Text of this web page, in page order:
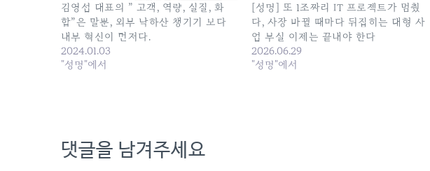
김영섭 대표의 ” 고객, 역량, 실질, 화
합”은 말뿐, 외부 낙하산 챙기기 보다
내부 혁신이 먼저다.
2024.01.03
"성명"에서
[성명] 또 1조짜리 IT 프로젝트가 멈췄
다, 사장 바뀔 때마다 뒤집히는 대형 사
업 부실 이제는 끝내야 한다
2026.06.29
"성명"에서
댓글을 남겨주세요